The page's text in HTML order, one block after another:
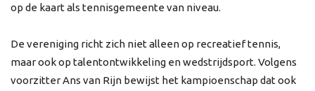
op de kaart als tennisgemeente van niveau.
De vereniging richt zich niet alleen op recreatief tennis,
maar ook op talentontwikkeling en wedstrijdsport. Volgens
voorzitter Ans van Rijn bewijst het kampioenschap dat ook